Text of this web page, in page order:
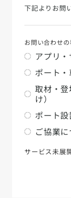
下記よりお問
お問い合わせの
アプリ
ポート
取材・
け）
ポート
ご協業
サービス未展